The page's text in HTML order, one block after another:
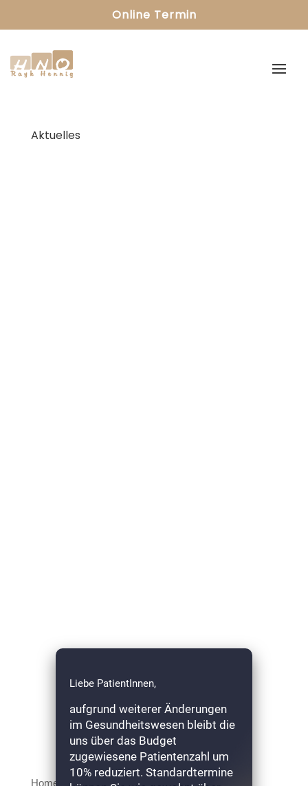
Online Termin
Aktuelles
Liebe PatientInnen,
aufgrund weiterer Änderungen
im Gesundheitswesen bleibt die
uns über das Budget
zugewiesene Patientenzahl um
10% reduziert. Standardtermine
Home